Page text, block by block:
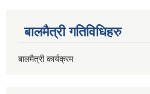
बालमैत्री गतिविधिहरु
बालमैत्री कार्यक्रम